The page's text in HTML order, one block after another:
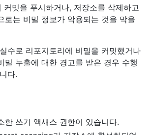
커밋을 푸시하거나, 저장소를 삭제하고
로는 비밀 정보가 악용되는 것을 막을
수로 리포지토리에 비밀을 커밋했거나
밀 누출에 대한 경고를 받은 경우 수행
다.
한 쓰기 액새스 권한이 있습니다.